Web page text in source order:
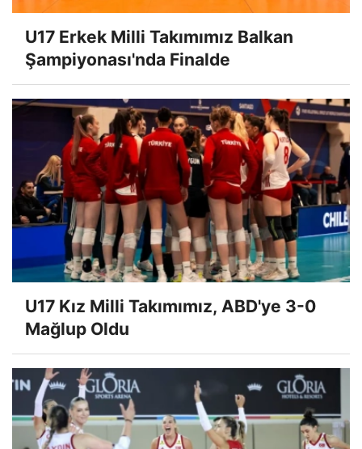
U17 Erkek Milli Takımımız Balkan
Şampiyonası'nda Finalde
U17 Kız Milli Takımımız, ABD'ye 3-0
Mağlup Oldu